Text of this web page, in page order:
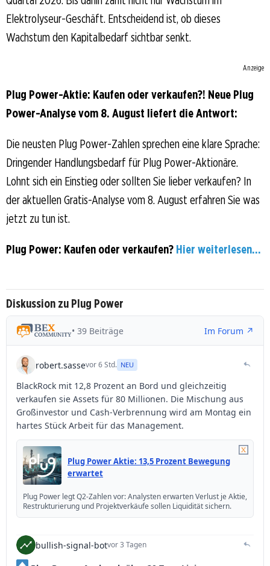
Elektrolyseur-Geschäft. Entscheidend ist, ob dieses
Wachstum den Kapitalbedarf sichtbar senkt.
Anzeige
Plug Power-Aktie: Kaufen oder verkaufen?! Neue Plug
Power-Analyse vom 8. August liefert die Antwort:
Die neusten Plug Power-Zahlen sprechen eine klare Sprache:
Dringender Handlungsbedarf für Plug Power-Aktionäre.
Lohnt sich ein Einstieg oder sollten Sie lieber verkaufen? In
der aktuellen Gratis-Analyse vom 8. August erfahren Sie was
jetzt zu tun ist.
Plug Power: Kaufen oder verkaufen? Hier weiterlesen...
Diskussion zu Plug Power